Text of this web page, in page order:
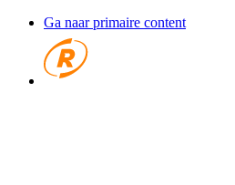
Ga naar primaire content